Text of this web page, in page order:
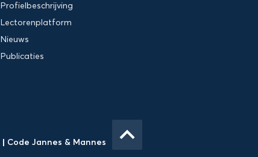
Profielbeschrijving
Lectorenplatform
Nieuws
Publicaties
| Code Jannes & Mannes keyboard_arrow_up